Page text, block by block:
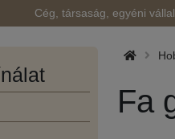
Cég, társaság, egyéni
Fa